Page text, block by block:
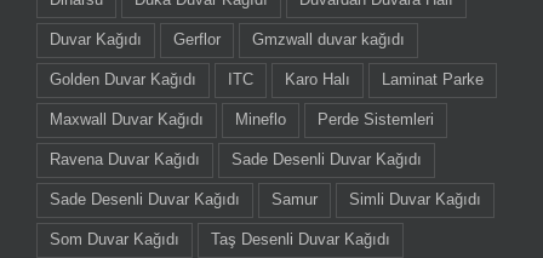
Duvar Kağıdı Gerflor Gmzwall duvar kağıdı
Golden Duvar Kağıdı ITC Karo Halı Laminat Parke
Maxwall Duvar Kağıdı Mineflo Perde Sistemleri
Ravena Duvar Kağıdı Sade Desenli Duvar Kağıdı
Sade Desenli Duvar Kağıdı Samur Simli Duvar Kağıdı
Som Duvar Kağıdı Taş Desenli Duvar Kağıdı